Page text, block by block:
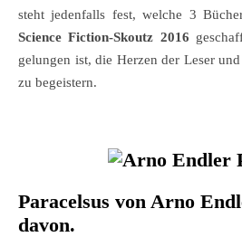
steht jedenfalls fest, welche 3
Science Fiction-Skoutz 2016
gelungen ist, die Herzen der Leser
zu begeistern.
Paracelsus von Arno
davon.